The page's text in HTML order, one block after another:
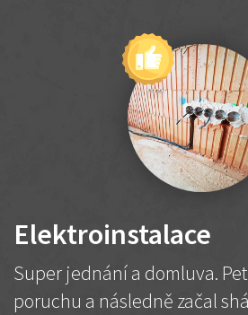
Elektroinstalace
Super jednání a domluva.
poruchu a následně začal